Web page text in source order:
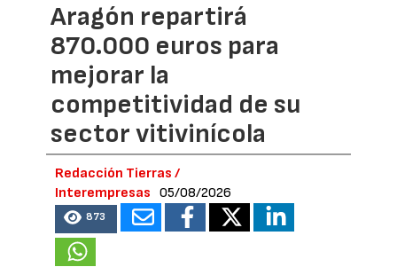
Aragón repartirá
870.000 euros para
mejorar la
competitividad de su
sector vitivinícola
Redacción Tierras /
Interempresas
05/08/2026
873